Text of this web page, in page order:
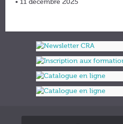
• 11 décembre 2025